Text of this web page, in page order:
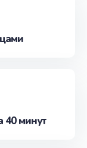
40 минут